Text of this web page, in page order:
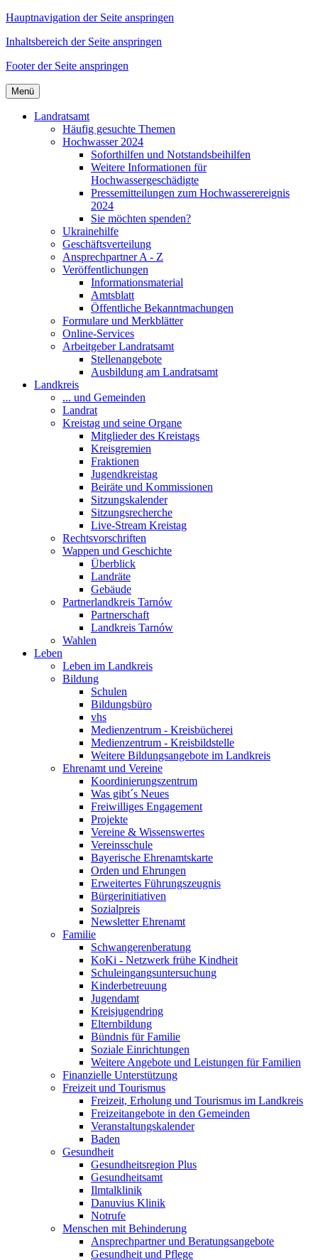
Hauptnavigation der Seite anspringen
Inhaltsbereich der Seite anspringen
Footer der Seite anspringen
Menü
Landratsamt
Häufig gesuchte Themen
Hochwasser 2024
Soforthilfen und Notstandsbeihilfen
Weitere Informationen für
Hochwassergeschädigte
Pressemitteilungen zum Hochwasserereignis
2024
Sie möchten spenden?
Ukrainehilfe
Geschäftsverteilung
Ansprechpartner A - Z
Veröffentlichungen
Informationsmaterial
Amtsblatt
Öffentliche Bekanntmachungen
Formulare und Merkblätter
Online-Services
Arbeitgeber Landratsamt
Stellenangebote
Ausbildung am Landratsamt
Landkreis
... und Gemeinden
Landrat
Kreistag und seine Organe
Mitglieder des Kreistags
Kreisgremien
Fraktionen
Jugendkreistag
Beiräte und Kommissionen
Sitzungskalender
Sitzungsrecherche
Live-Stream Kreistag
Rechtsvorschriften
Wappen und Geschichte
Überblick
Landräte
Gebäude
Partnerlandkreis Tarnów
Partnerschaft
Landkreis Tarnów
Wahlen
Leben
Leben im Landkreis
Bildung
Schulen
Bildungsbüro
vhs
Medienzentrum - Kreisbücherei
Medienzentrum - Kreisbildstelle
Weitere Bildungsangebote im Landkreis
Ehrenamt und Vereine
Koordinierungszentrum
Was gibt´s Neues
Freiwilliges Engagement
Projekte
Vereine & Wissenswertes
Vereinsschule
Bayerische Ehrenamtskarte
Orden und Ehrungen
Erweitertes Führungszeugnis
Bürgerinitiativen
Sozialpreis
Newsletter Ehrenamt
Familie
Schwangerenberatung
KoKi - Netzwerk frühe Kindheit
Schuleingangsuntersuchung
Kinderbetreuung
Jugendamt
Kreisjugendring
Elternbildung
Bündnis für Familie
Soziale Einrichtungen
Weitere Angebote und Leistungen für Familien
Finanzielle Unterstützung
Freizeit und Tourismus
Freizeit, Erholung und Tourismus im Landkreis
Freizeitangebote in den Gemeinden
Veranstaltungskalender
Baden
Gesundheit
Gesundheitsregion Plus
Gesundheitsamt
Ilmtalklinik
Danuvius Klinik
Notrufe
Menschen mit Behinderung
Ansprechpartner und Beratungsangebote
Gesundheit und Pflege